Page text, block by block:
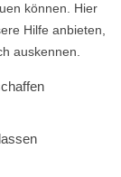
können. Hier
Hilfe anbieten,
auskennen.